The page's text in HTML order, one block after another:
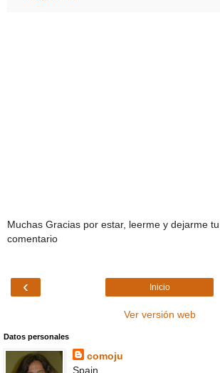
Muchas Gracias por estar, leerme y dejarme tu
comentario
‹ Inicio
Ver versión web
Datos personales
comoju
Spain